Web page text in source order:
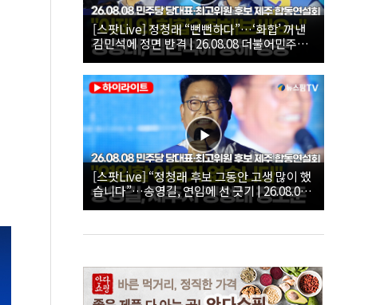
[스팟Live] 정청래 “뻔뻔하다”…‘화합’ 꺼낸
김민석에 정면 반격 | 26.08.08 더불어민주당
당대표·최고위원 후보 제주 합동연설회
[스팟Live] “정청래 후보 그동안 고생 많이 했
습니다”…송영길, 연임에 선 긋기 | 26.08.08
더불어민주당 당대표·최고위원 후보 제주 합